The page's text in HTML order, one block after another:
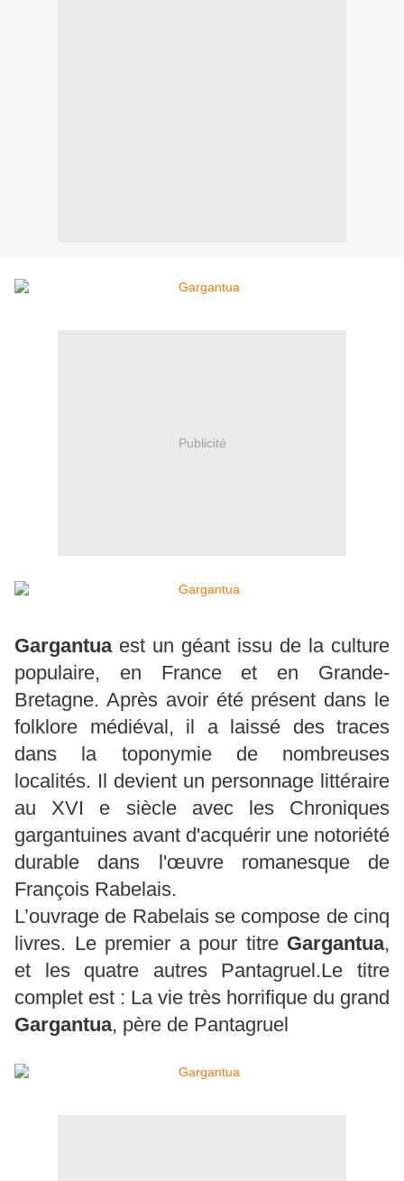
Publicité
Gargantuaest un géant issu de la culture
populaire, en France et en Grande-
Bretagne. Après avoir été présent dans le
folklore médiéval, il a laissé des traces
dans la toponymie de nombreuses
localités. Il devient un personnage littéraire
au XVI e siècle avec les Chroniques
gargantuines avant d'acquérir une notoriété
durable dans l'œuvre romanesque de
François Rabelais.
L’ouvrage de Rabelais se compose de cinq
livres. Le premier a pour titre Gargantua,
et les quatre autres Pantagruel.Le titre
complet est : La vie très horrifique du grand
Gargantua, père de Pantagruel